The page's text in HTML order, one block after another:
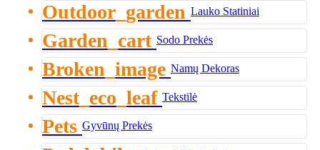
Outdoor_garden Lauko Statiniai
Garden_cart Sodo Prekės
Broken_image Namų Dekoras
Nest_eco_leaf Tekstilė
Pets Gyvūnų Prekės